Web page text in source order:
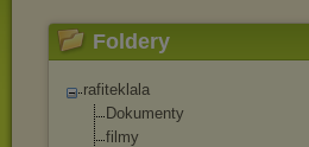
Foldery
rafiteklala
Dokumenty
filmy